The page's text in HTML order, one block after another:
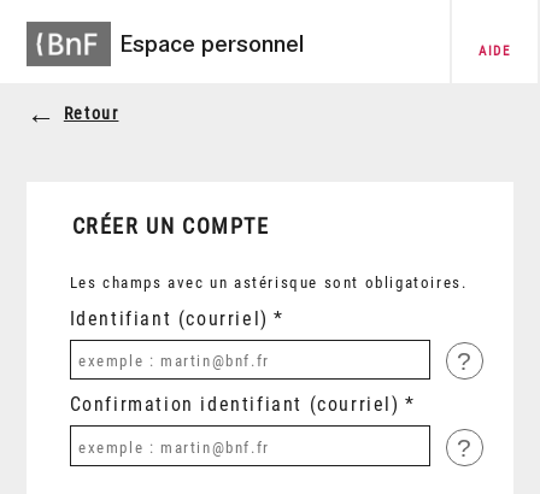
Espace personnel AIDE
Retour
CRÉER UN COMPTE
Les champs avec un astérisque sont obligatoires.
Identifiant (courriel)
?
Confirmation identifiant (courriel)
?